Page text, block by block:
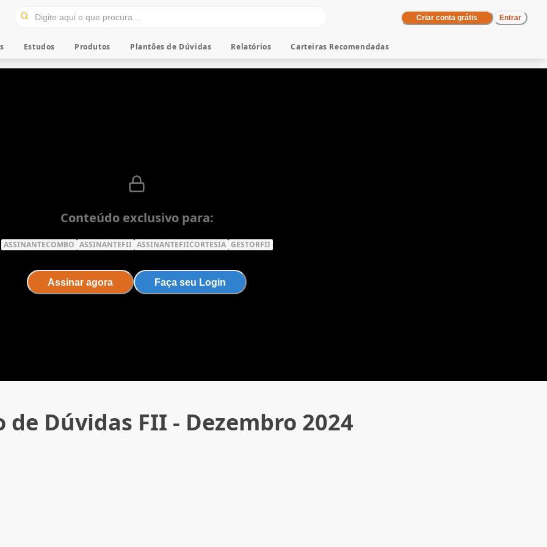
Criar conta grátis Entrar
Estudos Produtos Plantões de Dúvidas Relatórios Carteiras Recomendadas
Conteúdo exclusivo para:
ASSINANTECOMBO ASSINANTEFII ASSINANTEFIICORTESIA GESTORFII
Assinar agora Faça seu Login
de Dúvidas FII - Dezembro 2024